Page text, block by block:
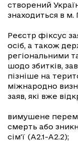
створений
знаходиться в м.
Реєстр фіксус
осіб, а також
регіональними
шодо збитків,
пізніше на
міжнародно
заяв, які вже
вимушене
смерть або
сім'ї (А2.1-А2.2);